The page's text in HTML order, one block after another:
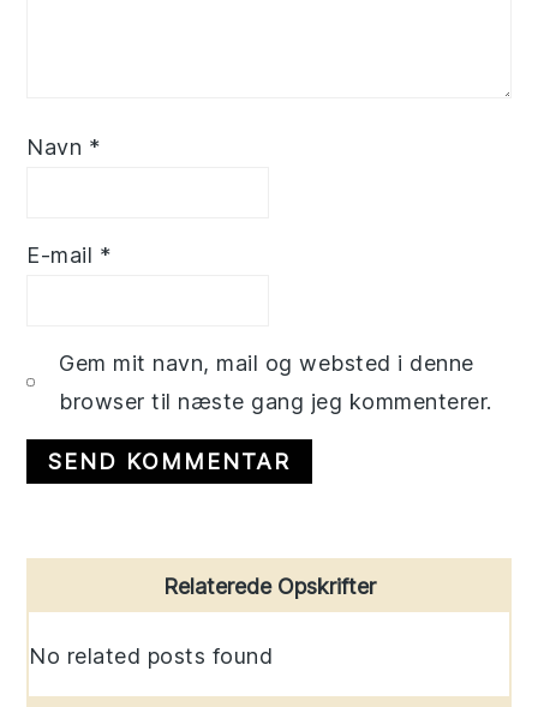
Navn *
E-mail *
Gem mit navn, mail og websted i denne
browser til næste gang jeg kommenterer.
Sidebar
Relaterede Opskrifter
No related posts found